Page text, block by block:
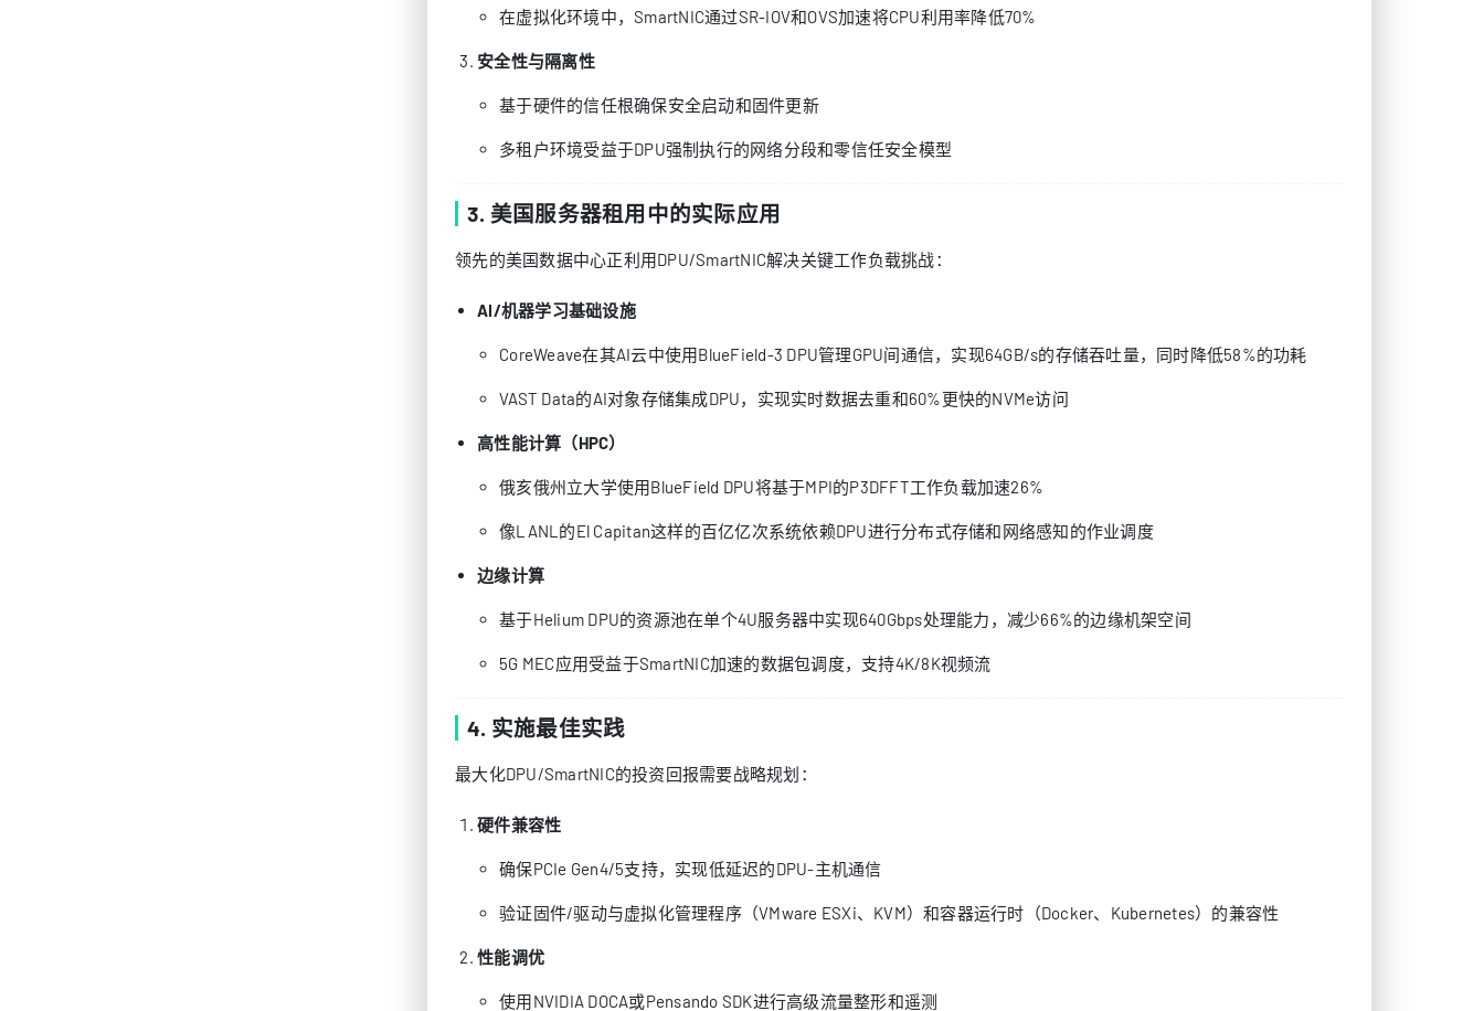
在虚拟化环境中，SmartNIC通过SR-IOV和OVS加速将CPU利用率降低70%
安全性与隔离性
基于硬件的信任根确保安全启动和固件更新
多租户环境受益于DPU强制执行的网络分段和零信任安全模型
3. 美国服务器租用中的实际应用
领先的美国数据中心正利用DPU/SmartNIC解决关键工作负载挑战：
AI/机器学习基础设施
CoreWeave在其AI云中使用BlueField-3 DPU管理GPU间通信，实现64GB/s的存储吞吐量，同时降低58%的功耗
VAST Data的AI对象存储集成DPU，实现实时数据去重和60%更快的NVMe访问
高性能计算（HPC）
俄亥俄州立大学使用BlueField DPU将基于MPI的P3DFFT工作负载加速26%
像LANL的El Capitan这样的百亿亿次系统依赖DPU进行分布式存储和网络感知的作业调度
边缘计算
基于Helium DPU的资源池在单个4U服务器中实现640Gbps处理能力，减少66%的边缘机架空间
5G MEC应用受益于SmartNIC加速的数据包调度，支持4K/8K视频流
4. 实施最佳实践
最大化DPU/SmartNIC的投资回报需要战略规划：
硬件兼容性
确保PCIe Gen4/5支持，实现低延迟的DPU-主机通信
验证固件/驱动与虚拟化管理程序（VMware ESXi、KVM）和容器运行时（Docker、Kubernetes）的兼容性
性能调优
使用NVIDIA DOCA或Pensando SDK进行高级流量整形和遥测